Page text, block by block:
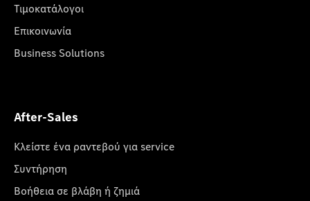
Τιμοκατάλογοι
Επικοινωνία
Business Solutions
After-Sales
Κλείστε ένα ραντεβού για service
Συντήρηση
Βοήθεια σε βλάβη ή ζημιά